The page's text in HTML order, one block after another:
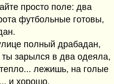
просто поле: два
футбольные готовы,
полный драбадан,
ты зарылся в два одеяла,
тепло... лежишь, на голые
и хорошо.